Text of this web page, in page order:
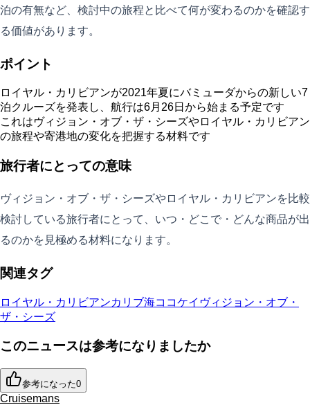
泊の有無など、検討中の旅程と比べて何が変わるのかを確認す
る価値があります。
ポイント
ロイヤル・カリビアンが2021年夏にバミューダからの新しい7
泊クルーズを発表し、航行は6月26日から始まる予定です
これはヴィジョン・オブ・ザ・シーズやロイヤル・カリビアン
の旅程や寄港地の変化を把握する材料です
旅行者にとっての意味
ヴィジョン・オブ・ザ・シーズやロイヤル・カリビアンを比較
検討している旅行者にとって、いつ・どこで・どんな商品が出
るのかを見極める材料になります。
関連タグ
ロイヤル・カリビアンカリブ海ココケイ ヴィジョン・オブ・
ザ・シーズ
このニュースは参考になりましたか
参考になった0
Cruisemans